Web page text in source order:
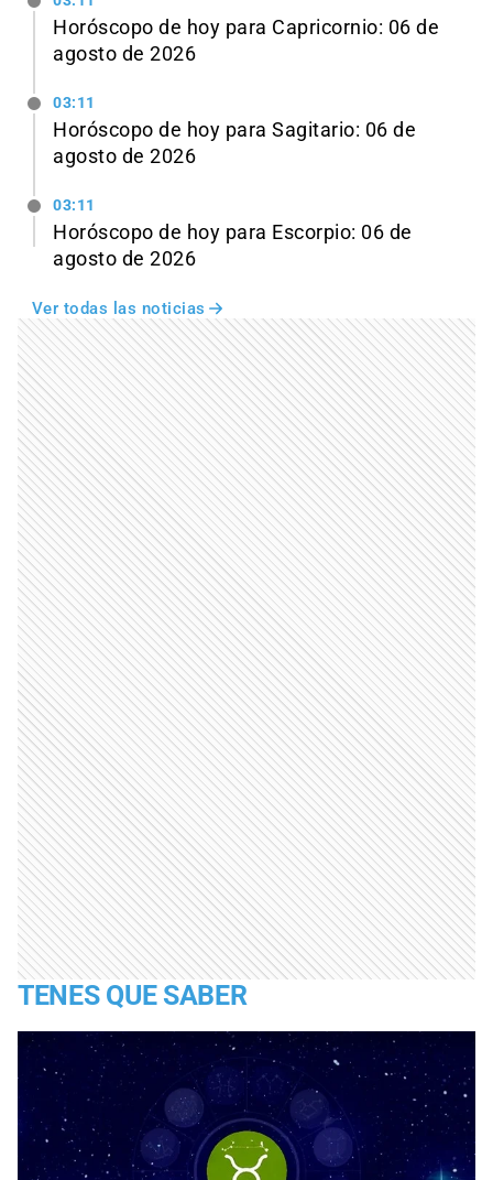
Horóscopo de hoy para Capricornio: 06 de
agosto de 2026
03:11
Horóscopo de hoy para Sagitario: 06 de
agosto de 2026
03:11
Horóscopo de hoy para Escorpio: 06 de
agosto de 2026
Ver todas las noticias
TENES QUE SABER